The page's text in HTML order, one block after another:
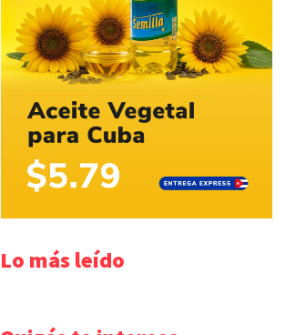
Lo más leído